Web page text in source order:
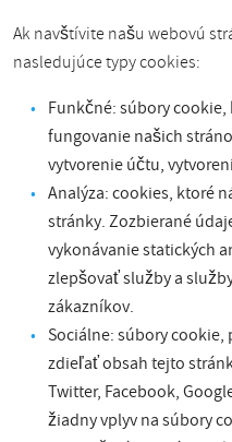
Ak navštívite našu webovú
nasledujúce typy cookies:
Funkčné: súbory
fungovanie našich
vytvorenie účtu,
Analýza: cookies, ktoré
stránky. Zozbierané
vykonávanie statických
zlepšovať služby a
zákazníkov.
Sociálne: súbory
zdieľať obsah tejto
Twitter, Facebook,
žiadny vplyv na súbory